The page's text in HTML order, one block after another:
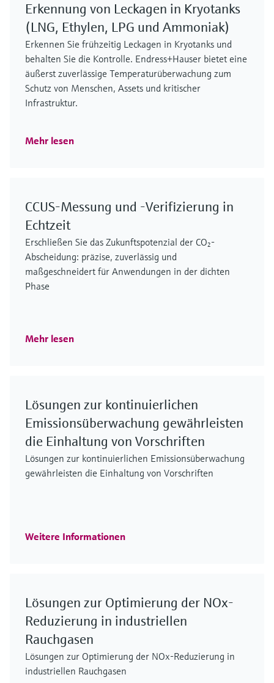
Erkennung von Leckagen in Kryotanks
(LNG, Ethylen, LPG und Ammoniak)
Erkennen Sie frühzeitig Leckagen in Kryotanks und
behalten Sie die Kontrolle. Endress+Hauser bietet eine
äußerst zuverlässige Temperaturüberwachung zum
Schutz von Menschen, Assets und kritischer
Infrastruktur.
Mehr lesen
CCUS-Messung und -Verifizierung in
Echtzeit
Erschließen Sie das Zukunftspotenzial der CO₂-
Abscheidung: präzise, zuverlässig und
maßgeschneidert für Anwendungen in der dichten
Phase
Mehr lesen
Lösungen zur kontinuierlichen
Emissionsüberwachung gewährleisten
die Einhaltung von Vorschriften
Lösungen zur kontinuierlichen Emissionsüberwachung
gewährleisten die Einhaltung von Vorschriften
Weitere Informationen
Lösungen zur Optimierung der NOx-
Reduzierung in industriellen
Rauchgasen
Lösungen zur Optimierung der NOx-Reduzierung in
industriellen Rauchgasen